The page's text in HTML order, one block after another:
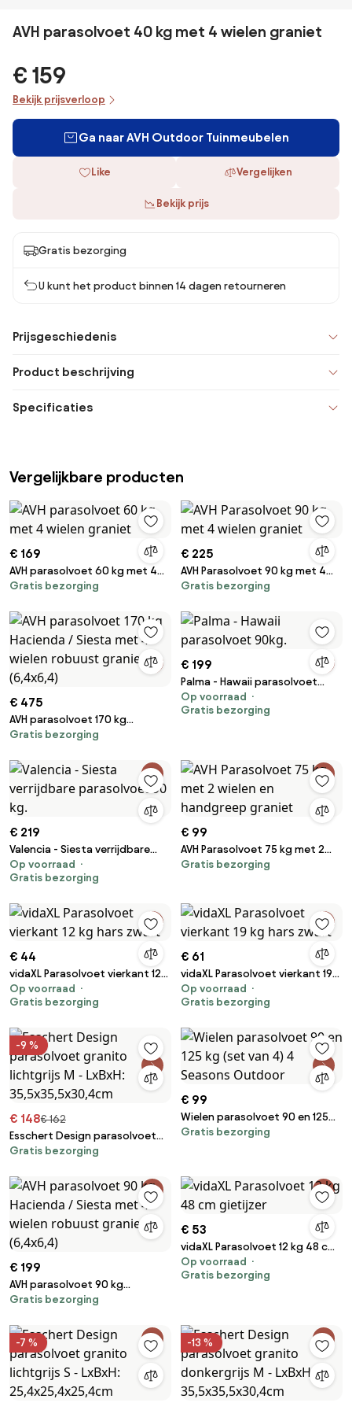
AVH parasolvoet 40 kg met 4 wielen graniet
€ 159
Bekijk prijsverloop
Ga naar AVH Outdoor Tuinmeubelen
Like Vergelijken
Bekijk prijs
Gratis bezorging
U kunt het product binnen 14 dagen retourneren
Prijsgeschiedenis
Product beschrijving
Specificaties
Vergelijkbare producten
€ 169
AVH parasolvoet 60 kg met 4
wielen graniet
Gratis bezorging
€ 225
AVH Parasolvoet 90 kg met 4
wielen graniet
Gratis bezorging
€ 475
AVH parasolvoet 170 kg
Hacienda / Siesta met 4 wielen
Gratis bezorging
€ 199
Palma - Hawaii parasolvoet
90kg.
Op voorraad
Gratis bezorging
€ 219
Valencia - Siesta verrijdbare
parasolvoet 90 kg.
Op voorraad
Gratis bezorging
€ 99
AVH Parasolvoet 75 kg met 2
wielen en handgreep graniet
Gratis bezorging
€ 44
vidaXL Parasolvoet vierkant 12
kg hars zwart
Op voorraad
Gratis bezorging
€ 61
vidaXL Parasolvoet vierkant 19
kg hars zwart
Op voorraad
Gratis bezorging
-9 %
€ 148€ 162
Esschert Design parasolvoet
granito lichtgrijs M - LxBxH:
Gratis bezorging
€ 99
Wielen parasolvoet 90 en 125
kg (set van 4) 4 Seasons
Gratis bezorging
€ 199
AVH parasolvoet 90 kg
Hacienda / Siesta met 4 wielen
Gratis bezorging
€ 53
vidaXL Parasolvoet 12 kg 48 cm
gietijzer
Op voorraad
Gratis bezorging
-7 % -13 %